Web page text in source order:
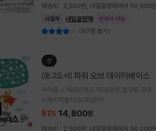
배송비 : 2,500원, 내일을향해에서 50,000
사업자 내일을향해 판매자 배송
(97명 평가)
상
[중고도서] 파워 오브 데이터베이스
마이클 J. 헤르난데즈 저/송현호,황규용 공역
비제이퍼블릭(BJ퍼블릭)
51% 14,800원
배송비 : 2,500원, 내일을향해에서 50,000